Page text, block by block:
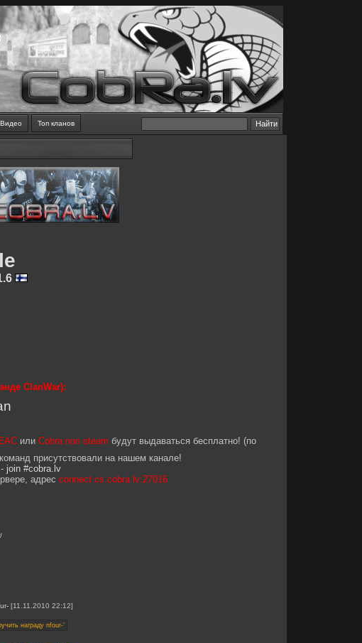
Видео Топ кланов
ClanWar):
или Cobra non steam будут выдаваться бесплатно! (по
присутствовали на нашем канале!
join #cobra.lv
адрес connect cs.cobra.lv:27016
[11.11.2010 22:12]